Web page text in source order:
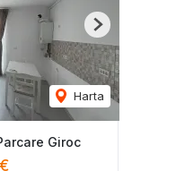
Harta
Next
Giroc